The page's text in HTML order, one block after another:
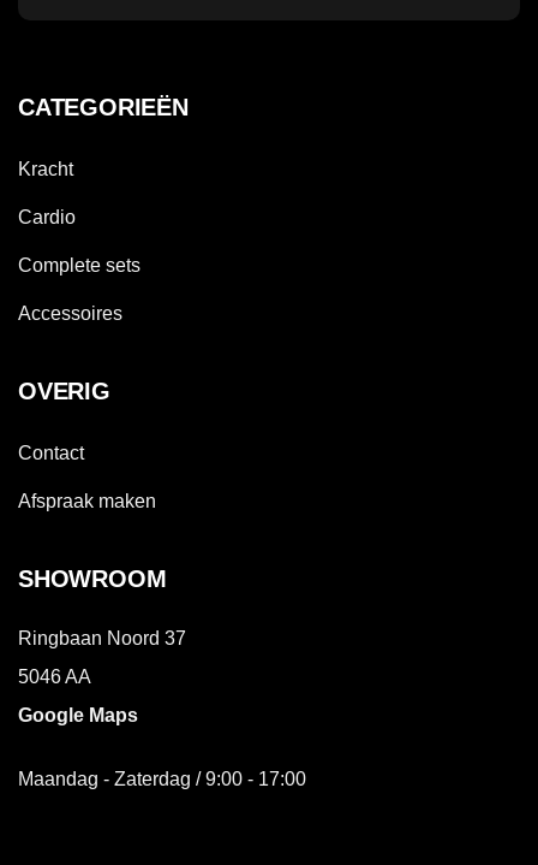
CATEGORIEËN
Kracht
Cardio
Complete sets
Accessoires
OVERIG
Contact
Afspraak maken
SHOWROOM
Ringbaan Noord 37
5046 AA
Google Maps
Maandag - Zaterdag / 9:00 - 17:00